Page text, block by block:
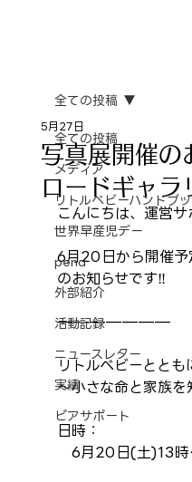
全ての投稿
メディア
リトルベビーハンドブ
世界早産児デー
pena
外部紹介
活動記録
ニュースレター
実績
ピアサポート
全ての投稿
写真展開催の
ロードギャラ
5月27日
こんにちは、運営サ
6月20日から開催予
のお知らせです‼️
———————
リトルベビーととも
～小さな命と家族を
日時：
6月20日(土)13